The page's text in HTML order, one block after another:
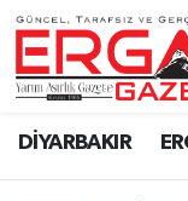
DİYARBAKIR
DİYARBAKIR
BİSMİL
BAĞLAR
ERGANİ
Ergani
Ergani Hava